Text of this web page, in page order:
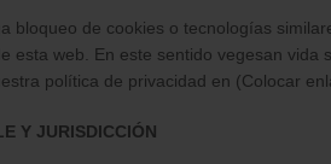
bloqueo de cookies o tecnologías
esta web. En este sentido vegesan
política de privacidad en (Colocar
Y JURISDICCIÓN